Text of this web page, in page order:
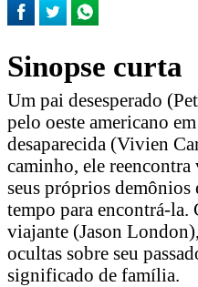
Sinopse curta
Um pai desesperado
pelo oeste americano
desaparecida (Vivien
caminho, ele
seus próprios
tempo para encontrá-la.
viajante (Jason
ocultas sobre seu
significado de família.